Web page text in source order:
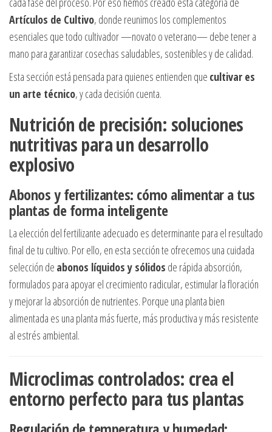
Artículos de Cultivo, donde reunimos los complementos
esenciales que todo cultivador —novato o veterano— debe tener a
mano para garantizar cosechas saludables, sostenibles y de calidad.
Esta sección está pensada para quienes entienden que cultivar es
un arte técnico, y cada decisión cuenta.
Nutrición de precisión: soluciones
nutritivas para un desarrollo
explosivo
Abonos y fertilizantes: cómo alimentar a tus
plantas de forma inteligente
La elección del fertilizante adecuado es determinante para el resultado
final de tu cultivo. Por ello, en esta sección te ofrecemos una cuidada
selección de abonos líquidos y sólidos de rápida absorción,
formulados para apoyar el crecimiento radicular, estimular la floración
y mejorar la absorción de nutrientes. Porque una planta bien
alimentada es una planta más fuerte, más productiva y más resistente
al estrés ambiental.
Microclimas controlados: crea el
entorno perfecto para tus plantas